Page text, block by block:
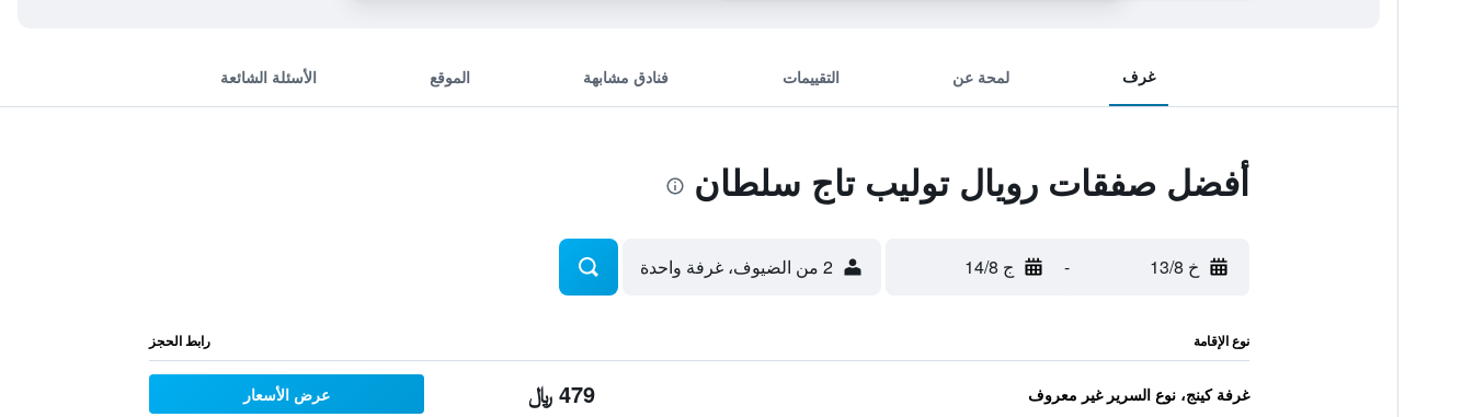
غرف لمحة عن التقييمات فنادق مشابهة الموقع الأسئلة الشائعة
أفضل صفقات رويال توليب تاج سلطان
خ 13/8 - ج 14/8 2 من الضيوف، غرفة واحدة
نوع الإقامة رابط الحجز
غرفة كينج، نوع السرير غير معروف 479 ﷼ عرض الأسعار